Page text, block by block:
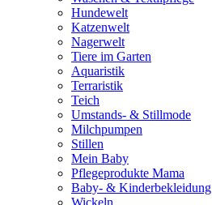
Hundewelt
Katzenwelt
Nagerwelt
Tiere im Garten
Aquaristik
Terraristik
Teich
Umstands- & Stillmode
Milchpumpen
Stillen
Mein Baby
Pflegeprodukte Mama
Baby- & Kinderbekleidung
Wickeln